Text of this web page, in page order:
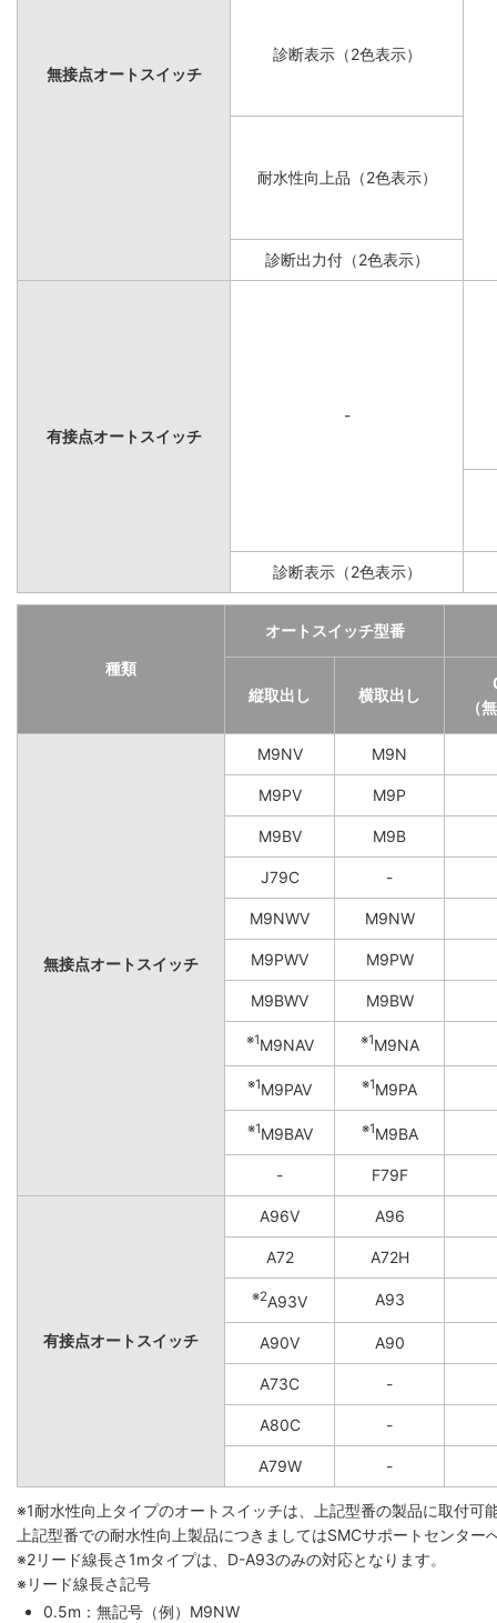
無接点オートスイッチ
診断表示（2色表示）
耐水性向上品（2色表示）
診断出力付（2色表示）
有接点オートスイッチ
-
診断表示（2色表示）
種類
オートスイッチ型番
縦取出し 横取出し
（
無接点オートスイッチ
M9NV M9N
M9PV M9P
M9BV M9B
J79C -
M9NWV M9NW
M9PWV M9PW
M9BWV M9BW
※1M9NAV ※1M9NA
※1M9PAV ※1M9PA
※1M9BAV ※1M9BA
- F79F
有接点オートスイッチ
A96V A96
A72 A72H
※2A93V A93
A90V A90
A73C -
A80C -
A79W -
※1耐水性向上タイプのオートスイッチは、上記型番の製品に取付
上記型番での耐水性向上製品につきましてはSMCサポートセンター
※2リード線長さ1mタイプは、D-A93のみの対応となります。
※リード線長さ記号
0.5m：無記号（例）M9NW